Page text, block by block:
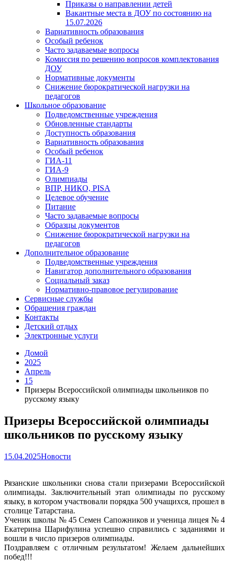
Приказы о направлении детей
Вакантные места в ДОУ по состоянию на
15.07.2026
Вариативность образования
Особый ребенок
Часто задаваемые вопросы
Комиссия по решению вопросов комплектования
ДОУ
Нормативные документы
Снижение бюрократической нагрузки на
педагогов
Школьное образование
Подведомственные учреждения
Обновленные стандарты
Доступность образования
Вариативность образования
Особый ребенок
ГИА-11
ГИА-9
Олимпиады
ВПР, НИКО, PISA
Целевое обучение
Питание
Часто задаваемые вопросы
Образцы документов
Снижение бюрократической нагрузки на
педагогов
Дополнительное образование
Подведомственные учреждения
Навигатор дополнительного образования
Социальный заказ
Нормативно-правовое регулирование
Сервисные службы
Обращения граждан
Контакты
Детский отдых
Электронные услуги
Домой
2025
Апрель
15
Призеры Всероссийской олимпиады школьников по
русскому языку
Призеры Всероссийской олимпиады
школьников по русскому языку
15.04.2025Новости
Рязанские школьники снова стали призерами Всероссийской
олимпиады. Заключительный этап олимпиады по русскому
языку, в котором участвовали порядка 500 учащихся, прошел в
столице Татарстана.
Ученик школы № 45 Семен Сапожников и ученица лицея № 4
Екатерина Шарифулина успешно справились с заданиями и
вошли в число призеров олимпиады.
Поздравляем с отличным результатом! Желаем дальнейших
побед!!!